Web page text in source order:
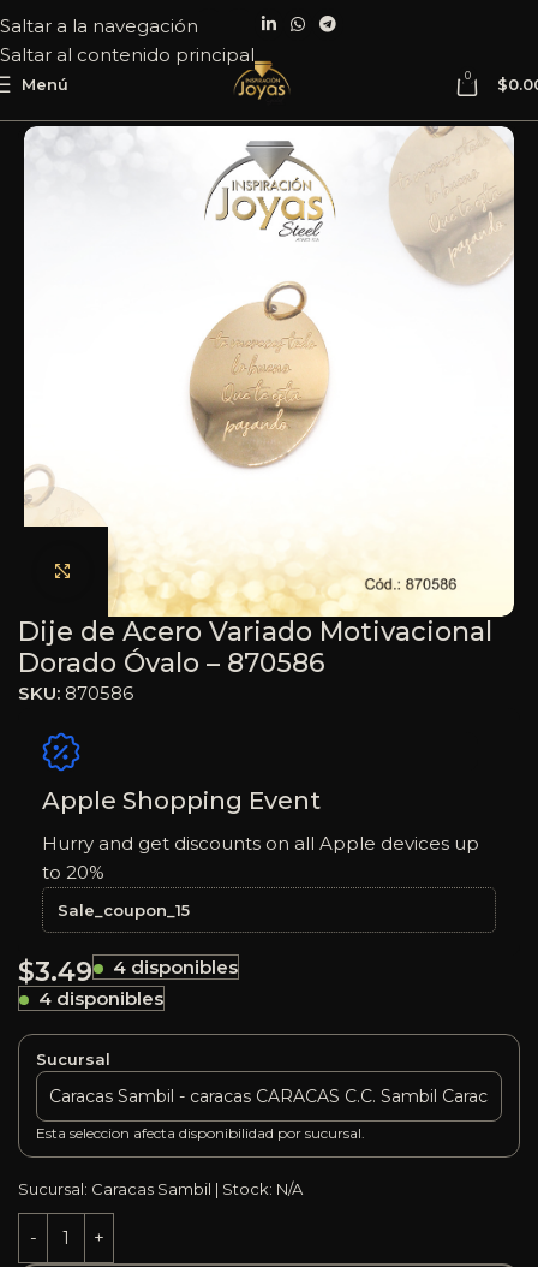
Saltar a la navegación
Saltar al contenido principal
Menú 0 $
Haga clic para ampliar
Dije de Acero Variado Motivacional
Dorado Óvalo – 870586
SKU: 870586
Apple Shopping Event
Hurry and get discounts on all Apple devices up
to 20%
Sale_coupon_15
$3.49
4 disponibles
4 disponibles
Sucursal
Esta seleccion afecta disponibilidad por sucursal.
Sucursal: Caracas Sambil | Stock: N/A